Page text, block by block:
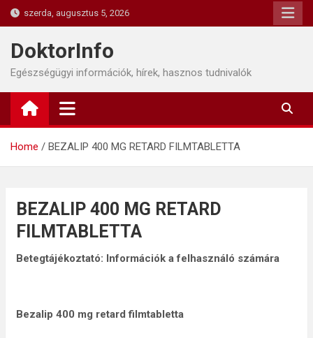
Skip
to
content
szerda, augusztus 5, 2026
DoktorInfo
Egészségügyi információk, hírek, hasznos tudnivalók
Home BEZALIP 400 MG RETARD FILMTABLETTA
BEZALIP 400 MG RETARD
FILMTABLETTA
Betegtájékoztató: Információk a felhasználó számára
Bezalip 400 mg retard filmtabletta